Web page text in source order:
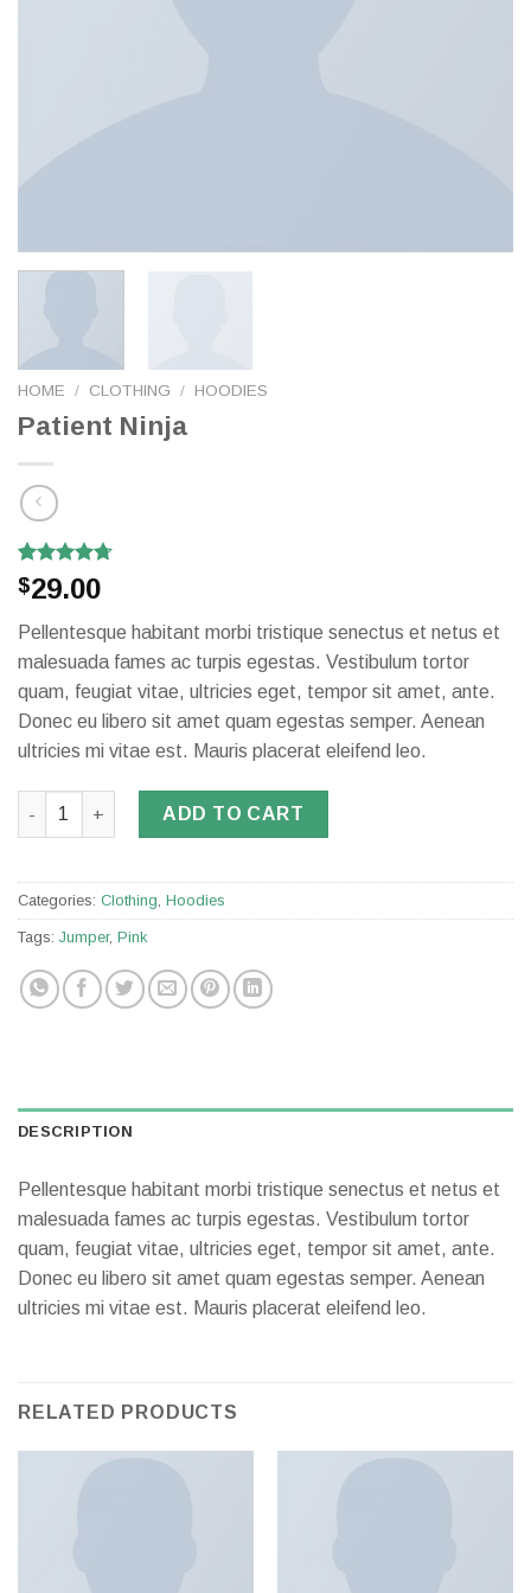
HOME / CLOTHING / HOODIES
Patient Ninja
Rated 4.67
out of 5
3
customer
ratings
$29.00
Pellentesque habitant morbi tristique senectus et netus et
malesuada fames ac turpis egestas. Vestibulum tortor
quam, feugiat vitae, ultricies eget, tempor sit amet, ante.
Donec eu libero sit amet quam egestas semper. Aenean
ultricies mi vitae est. Mauris placerat eleifend leo.
Patient Ninja quantity
ADD TO CART
Categories: Clothing Hoodies
Tags: Jumper, Pink
DESCRIPTION
Pellentesque habitant morbi tristique senectus et netus et
malesuada fames ac turpis egestas. Vestibulum tortor
quam, feugiat vitae, ultricies eget, tempor sit amet, ante.
Donec eu libero sit amet quam egestas semper. Aenean
ultricies mi vitae est. Mauris placerat eleifend leo.
RELATED PRODUCTS